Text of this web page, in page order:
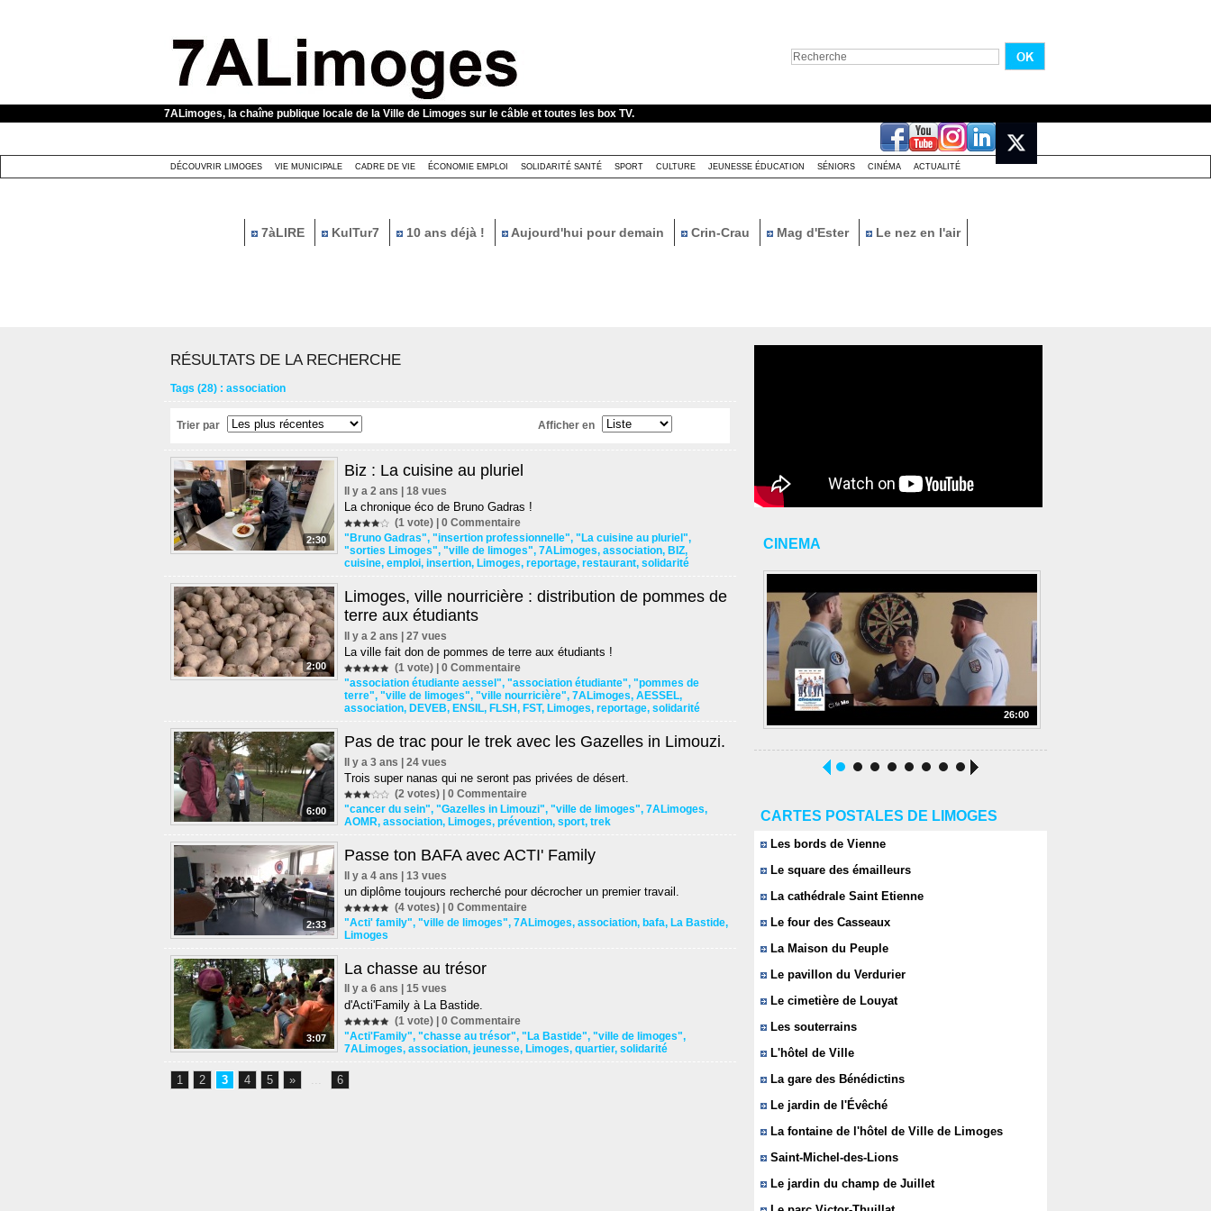
7ALimoges, la chaîne publique locale de la Ville de Limoges sur le câble et toutes les box TV.
DÉCOUVRIR LIMOGES VIE MUNICIPALE CADRE DE VIE ÉCONOMIE EMPLOI SOLIDARITÉ SANTÉ SPORT CULTURE JEUNESSE ÉDUCATION SÉNIORS CINÉMA ACTUALITÉ
7àLIRE KulTur7 10 ans déjà ! Aujourd'hui pour demain Crin-Crau Mag d'Ester Le nez en l'air
RÉSULTATS DE LA RECHERCHE
Tags (28) : association
Trier par Afficher en
2:30
Biz : La cuisine au pluriel
Il y a 2 ans | 18 vues
La chronique éco de Bruno Gadras !
(1 vote) | 0 Commentaire
"Bruno Gadras", "insertion professionnelle", "La cuisine au pluriel",
"sorties Limoges", "ville de limoges", 7ALimoges, association, BIZ,
cuisine, emploi, insertion, Limoges, reportage, restaurant, solidarité
2:00
Limoges, ville nourricière : distribution de pommes de
terre aux étudiants
Il y a 2 ans | 27 vues
La ville fait don de pommes de terre aux étudiants !
(1 vote) | 0 Commentaire
"association étudiante aessel", "association étudiante", "pommes de
terre", "ville de limoges", "ville nourricière", 7ALimoges, AESSEL,
association, DEVEB, ENSIL, FLSH, FST, Limoges, reportage, solidarité
6:00
Pas de trac pour le trek avec les Gazelles in Limouzi.
Il y a 3 ans | 24 vues
Trois super nanas qui ne seront pas privées de désert.
(2 votes) | 0 Commentaire
"cancer du sein", "Gazelles in Limouzi", "ville de limoges", 7ALimoges,
AOMR, association, Limoges, prévention, sport, trek
2:33
Passe ton BAFA avec ACTI' Family
Il y a 4 ans | 13 vues
un diplôme toujours recherché pour décrocher un premier travail.
(4 votes) | 0 Commentaire
"Acti' family", "ville de limoges", 7ALimoges, association, bafa, La Bastide,
Limoges
3:07
La chasse au trésor
Il y a 6 ans | 15 vues
d'Acti'Family à La Bastide.
(1 vote) | 0 Commentaire
"Acti'Family", "chasse au trésor", "La Bastide", "ville de limoges",
7ALimoges, association, jeunesse, Limoges, quartier, solidarité
1 2 3 4 5 » 6
CINEMA
26:00
CARTES POSTALES DE LIMOGES
Les bords de Vienne
Le square des émailleurs
La cathédrale Saint Etienne
Le four des Casseaux
La Maison du Peuple
Le pavillon du Verdurier
Le cimetière de Louyat
Les souterrains
L'hôtel de Ville
La gare des Bénédictins
Le jardin de l'Évêché
La fontaine de l'hôtel de Ville de Limoges
Saint-Michel-des-Lions
Le jardin du champ de Juillet